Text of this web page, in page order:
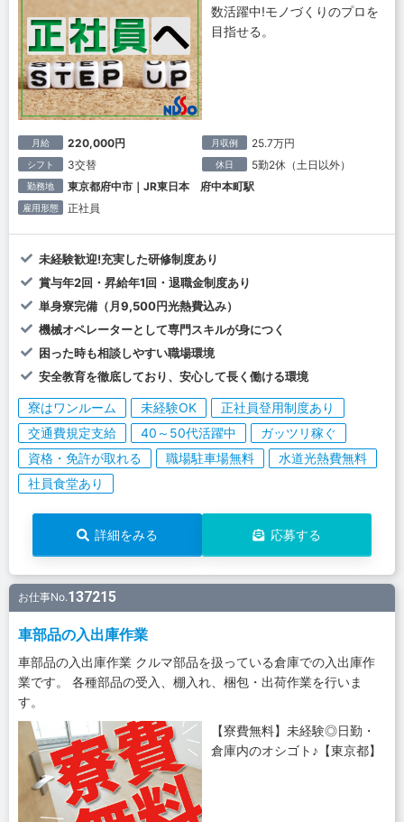
数活躍中!モノづくりのプロを
目指せる。
月給 220,000円 月収例 25.7万円
シフト 3交替 休日 5勤2休（土日以外）
勤務地 東京都府中市｜JR東日本 府中本町駅
雇用形態 正社員
未経験歓迎!充実した研修制度あり
賞与年2回・昇給年1回・退職金制度あり
単身寮完備（月9,500円光熱費込み）
機械オペレーターとして専門スキルが身につく
困った時も相談しやすい職場環境
安全教育を徹底しており、安心して長く働ける環境
寮はワンルーム 未経験OK
正社員登用制度あり
交通費規定支給
40～50代活躍中
ガッツリ稼ぐ
資格・免許が取れる
職場駐車場無料
水道光熱費無料
社員食堂あり
詳細をみる 応募する
お仕事No.137215
車部品の入出庫作業
車部品の入出庫作業 クルマ部品を扱っている倉庫での入出庫作
業です。 各種部品の受入、棚入れ、梱包・出荷作業を行いま
す。
【寮費無料】未経験◎日勤・
倉庫内のオシゴト♪【東京都】